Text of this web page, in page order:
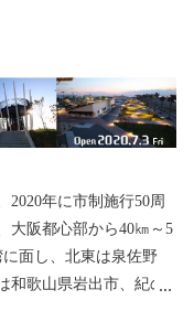
2020年に市制施行50周
大阪都心部から40㎞～5
面し、北東は泉佐野
歌山県岩出市、紀の